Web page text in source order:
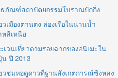
ภัณฑ์สถาปัตยกรรมโบราณปักกิ่ง
วเมืองตานตง ล่องเรือในน่านน้ำ
หลีเหนือ
เวนเที่ยวตามรอยฉากของอนิเมะใน
ปี 2013
วชมหอดูดาวที่ฐานสังเกตการณ์ซิงหลง